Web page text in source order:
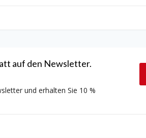
auf den Newsletter.
und erhalten Sie 10 %